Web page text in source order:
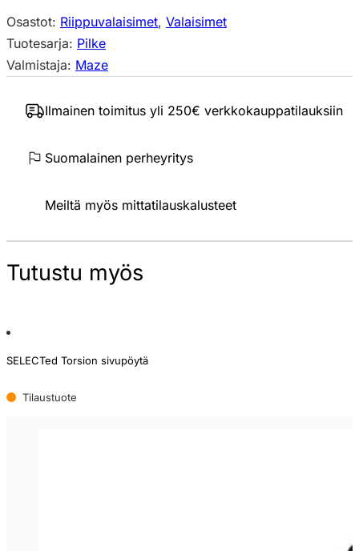
Osastot: Riippuvalaisimet, Valaisimet
Tuotesarja: Pilke
Valmistaja: Maze
Ilmainen toimitus yli 250€ verkkokauppatilauksiin
Suomalainen perheyritys
Meiltä myös mittatilauskalusteet
Tutustu myös
SELECTed Torsion sivupöytä
Tilaustuote